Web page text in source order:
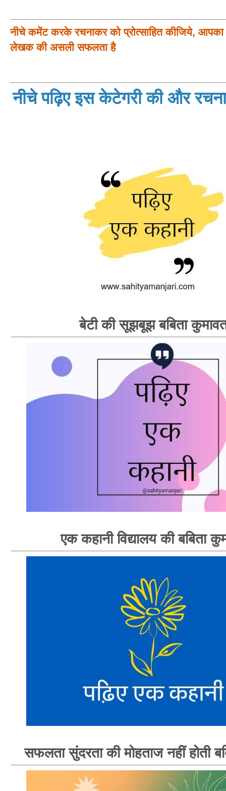
नीचे कमेंट करके रचनाकर को प्रोत्साहित कीजिये, आपका
लेखक की असली सफलता है
नीचे पढ़िए इस केटेगरी की और
बेटी की सूझबूझ बबिता
एक कहानी विद्यालय की बबिता
सफलता सुंदरता की मोहताज नहीं होती